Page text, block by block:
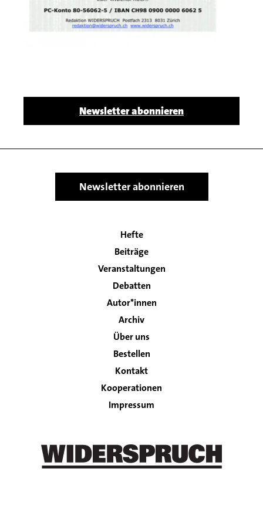
Newsletter abonnieren
Main
navigation
Hefte
Beiträge
Veranstaltungen
Debatten
Autor*innen
Archiv
Über uns
Bestellen
Footer
Kontakt
Kooperationen
Impressum
Newsletter abonnieren